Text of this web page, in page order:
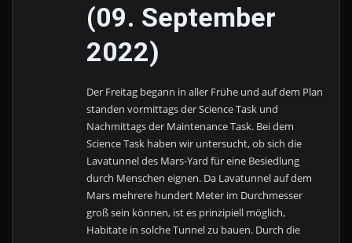
(09. September
2022)
Der Freitag begann in aller Frühe und auf dem Plan
standen vormittags der Science Task und
Nachmittags der Maintenance Task. Bei dem
Science Task haben wir untersucht, ob sich die
Lavatunnel des Mars-Yard für eine Besiedlung
durch Menschen eignen. Da Lavatunnel auf dem
Mars mehrere hundert Meter im Durchmesser
groß sein können, ist es prinzipiell möglich,
Habitate in solche Tunnel zu bauen. Durch die